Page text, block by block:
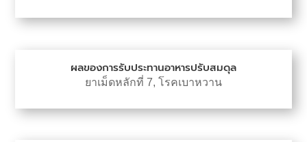
ผลของการรับประทานอาหารปรับสมดุล
ยาเม็ดหลักที่ 7, โรคเบาหวาน